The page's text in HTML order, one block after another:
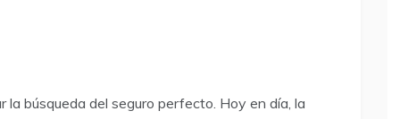
búsqueda del seguro perfecto. Hoy en día, la